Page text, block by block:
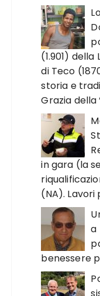
(1.901) della
di Teco
storia e
Grazia della
in gara (la
(NA). Lavori
a
benessere